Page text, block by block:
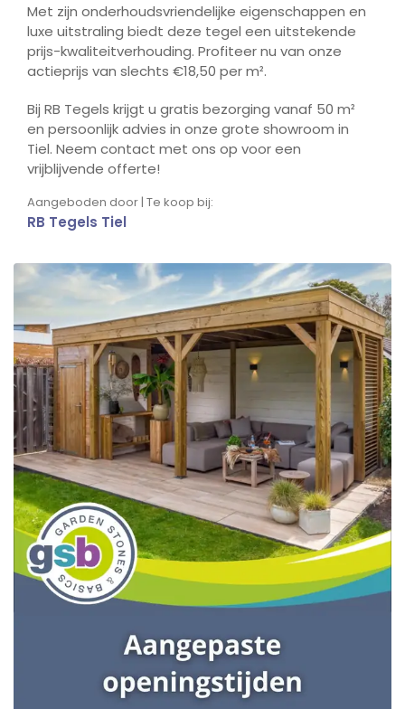
Met zijn onderhoudsvriendelijke eigenschappen en
luxe uitstraling biedt deze tegel een uitstekende
prijs-kwaliteitverhouding. Profiteer nu van onze
actieprijs van slechts €18,50 per m².
Bij RB Tegels krijgt u gratis bezorging vanaf 50 m²
en persoonlijk advies in onze grote showroom in
Tiel. Neem contact met ons op voor een
vrijblijvende offerte!
Aangeboden door | Te koop bij:
RB Tegels Tiel